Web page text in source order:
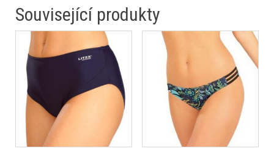
Související produkty